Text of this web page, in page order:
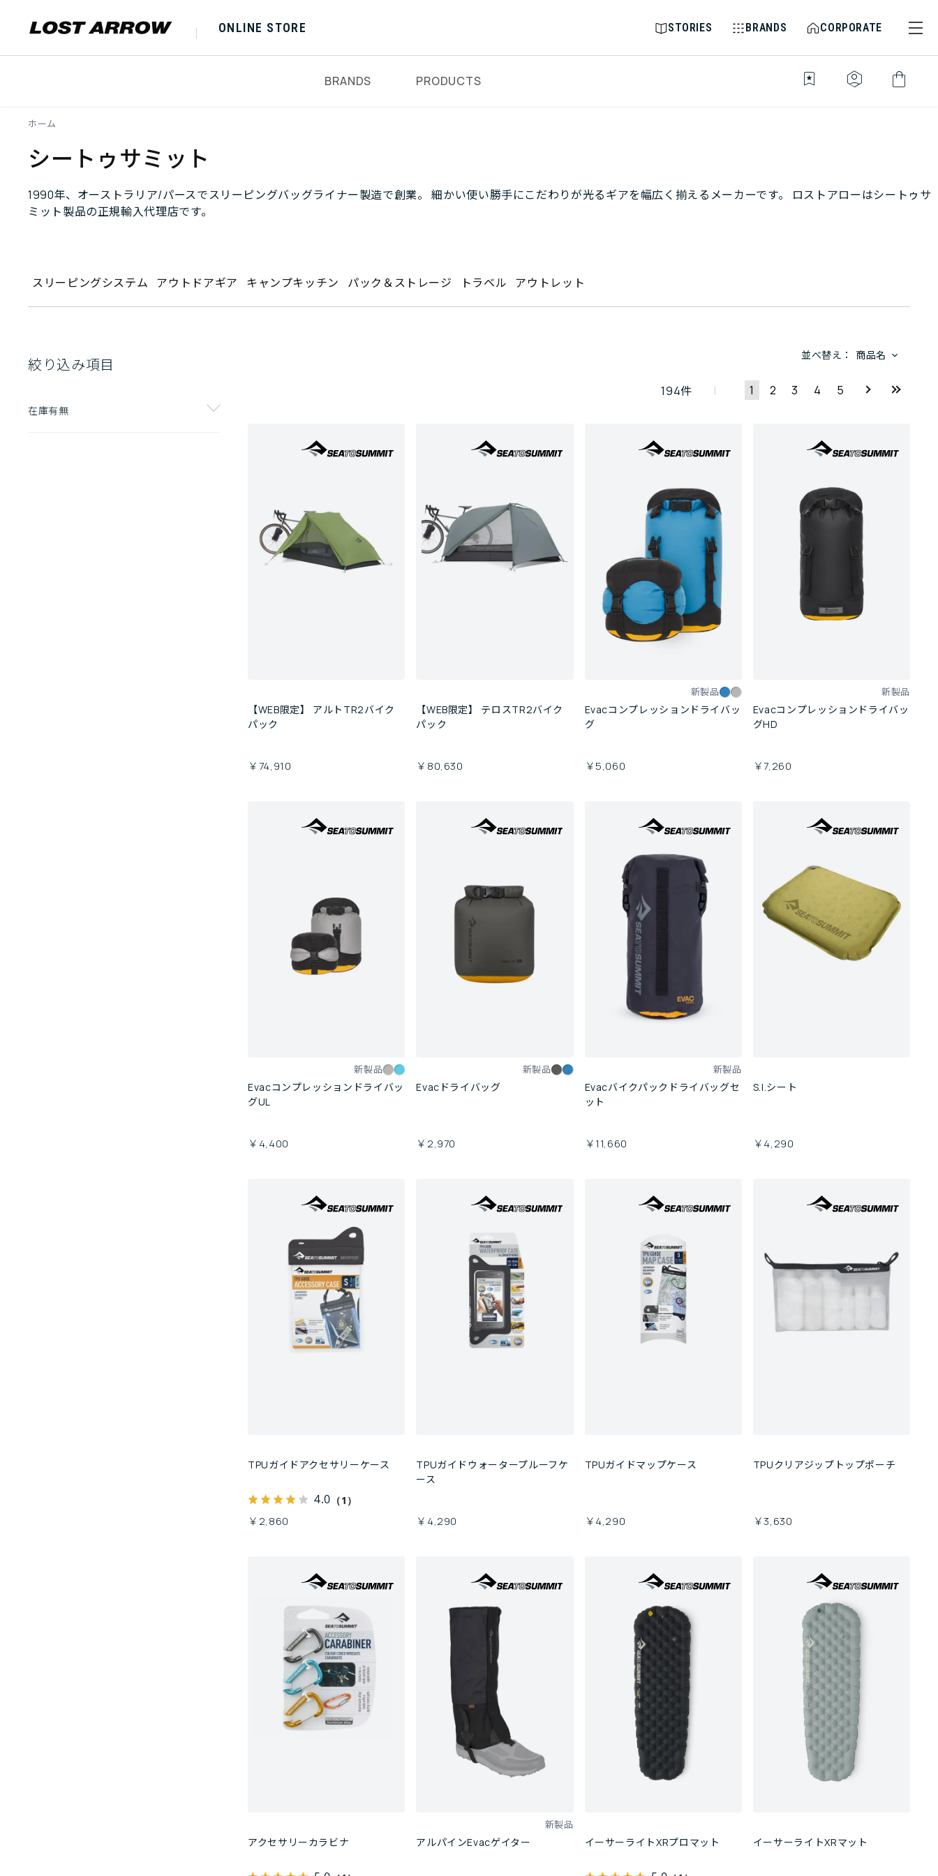
ONLINE STORE STORIES BRANDS CORPORATE
BRANDS PRODUCTS bookmark_star identity_platform shopping_bag
ホーム
シートゥサミット
1990年、オーストラリア/パースでスリーピングバッグライナー製造で創業。 細かい使い勝手にこだわりが光るギアを幅広く揃えるメーカーです。 ロストアローはシートゥサ
ミット製品の正規輸入代理店です。
スリーピングシステム アウトドアギア キャンプキッチン パック＆ストレージ トラベル アウトレット
絞り込み項目
在庫有無
並べ替え： 商品名
194件 1 2 3 4 5
【WEB限定】 アルトTR2バイク
パック
￥74,910
【WEB限定】 テロスTR2バイク
パック
￥80,630
新製品
Evacコンプレッションドライバッ
グ
￥5,060
新製品
Evacコンプレッションドライバッ
グHD
￥7,260
新製品
Evacコンプレッションドライバッ
グUL
￥4,400
新製品
Evacドライバッグ
￥2,970
新製品
Evacバイクパックドライバッグセ
ット
￥11,660
S.I.シート
￥4,290
TPUガイドアクセサリーケース
4.0 （1）
￥2,860
TPUガイドウォータープルーフケ
ース
￥4,290
TPUガイドマップケース
￥4,290
TPUクリアジップトップポーチ
￥3,630
アクセサリーカラビナ
新製品
アルパインEvacゲイター イーサーライトXRプロマット イーサーライトXRマット